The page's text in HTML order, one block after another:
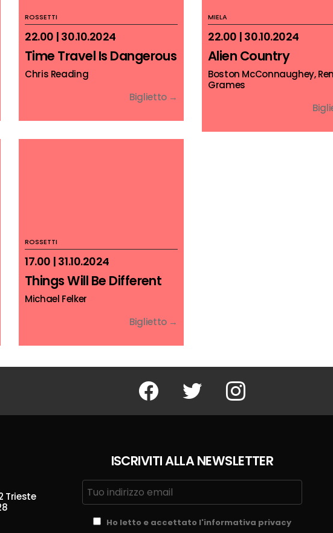
ROSSETTI
22.00 | 30.10.2024
Time Travel Is Dangerous
Chris Reading
Biglietto →
MIELA
22.00 | 30.10.2024
Alien Country
Boston McConnaughey,
Grames
ROSSETTI
17.00 | 31.10.2024
Things Will Be Different
Michael Felker
Biglietto →
Facebook Twitter Instagram
Trieste
ISCRIVITI ALLA NEWSLETTER
Ho letto e accettato l'informativa privacy